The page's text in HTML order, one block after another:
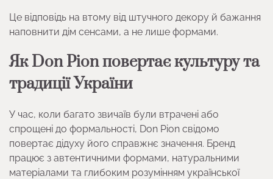
Це відповідь на втому від штучного декору й бажання
наповнити дім сенсами, а не лише формами.
Як Don Pion повертає культуру та
традиції України
У час, коли багато звичаїв були втрачені або
спрощені до формальності, Don Pion свідомо
повертає дідуху його справжнє значення. Бренд
працює з автентичними формами, натуральними
матеріалами та глибоким розумінням української